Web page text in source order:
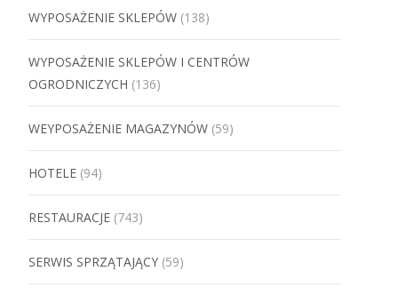
WYPOSAŻENIE SKLEPÓW (138)
WYPOSAŻENIE SKLEPÓW I CENTRÓW
OGRODNICZYCH (136)
WEYPOSAŻENIE MAGAZYNÓW (59)
HOTELE (94)
RESTAURACJE (743)
SERWIS SPRZĄTAJĄCY (59)